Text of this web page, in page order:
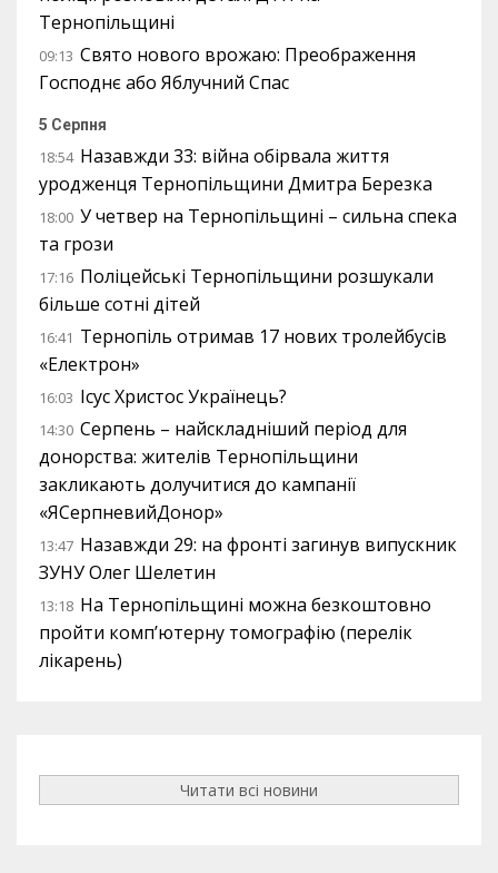
Тернопільщині
09:13 Свято нового врожаю: Преображення
Господнє або Яблучний Спас
5 Серпня
18:54 Назавжди 33: війна обірвала життя
уродженця Тернопільщини Дмитра Березка
18:00 У четвер на Тернопільщині – сильна спека
та грози
17:16 Поліцейські Тернопільщини розшукали
більше сотні дітей
16:41 Тернопіль отримав 17 нових тролейбусів
«Електрон»
16:03 Ісус Христос Українець?
14:30 Серпень – найскладніший період для
донорства: жителів Тернопільщини
закликають долучитися до кампанії
«ЯСерпневийДонор»
13:47 Назавжди 29: на фронті загинув випускник
ЗУНУ Олег Шелетин
13:18 На Тернопільщині можна безкоштовно
пройти комп’ютерну томографію (перелік
лікарень)
Читати всі новини